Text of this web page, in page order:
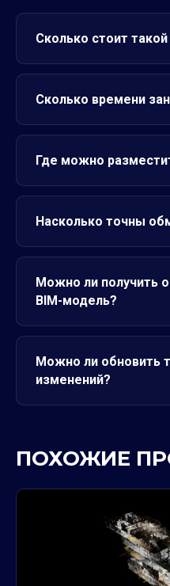
Сколько стоит такой
Сколько времени
Где можно
Насколько точны
Можно ли получить
BIM-модель?
Можно ли обновить
изменений?
ПОХОЖИЕ